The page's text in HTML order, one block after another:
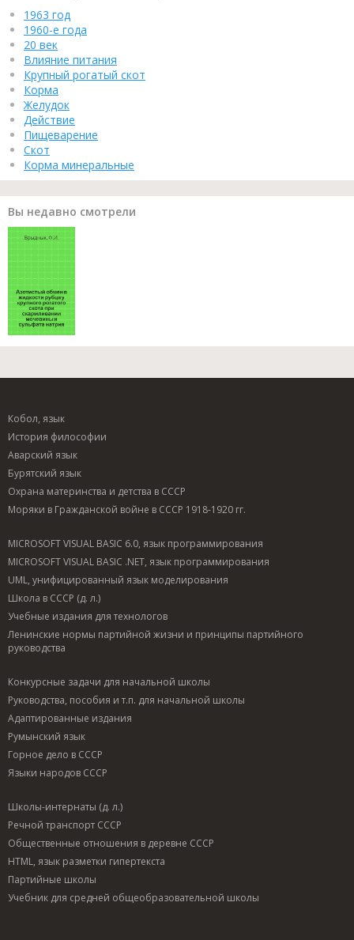
1963 год
1960-е года
20 век
Влияние питания
Крупный рогатый скот
Корма
Желудок
Действие
Пищеварение
Скот
Корма минеральные
Вы недавно смотрели
Кобол, язык
История философии
Аварский язык
Бурятский язык
Охрана материнства и детства в СССР
Моряки в Гражданской войне в СССР 1918-1920 гг.
MICROSOFT VISUAL BASIC 6.0, язык программирования
MICROSOFT VISUAL BASIC .NET, язык программирования
UML, унифицированный язык моделирования
Школа в СССР (д. л.)
Учебные издания для технологов
Ленинские нормы партийной жизни и принципы партийного
руководства
Конкурсные задачи для начальной школы
Руководства, пособия и т.п. для начальной школы
Адаптированные издания
Румынский язык
Горное дело в СССР
Языки народов СССР
Школы-интернаты (д. л.)
Речной транспорт СССР
Общественные отношения в деревне СССР
HTML, язык разметки гипертекста
Партийные школы
Учебник для средней общеобразовательной школы